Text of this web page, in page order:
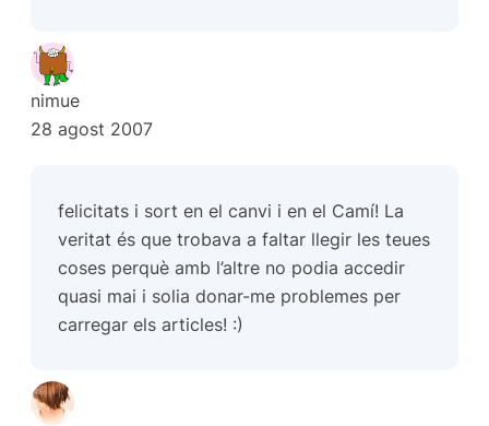
nimue
28 agost 2007
felicitats i sort en el canvi i en el Camí! La
veritat és que trobava a faltar llegir les teues
coses perquè amb l’altre no podia accedir
quasi mai i solia donar-me problemes per
carregar els articles! :)